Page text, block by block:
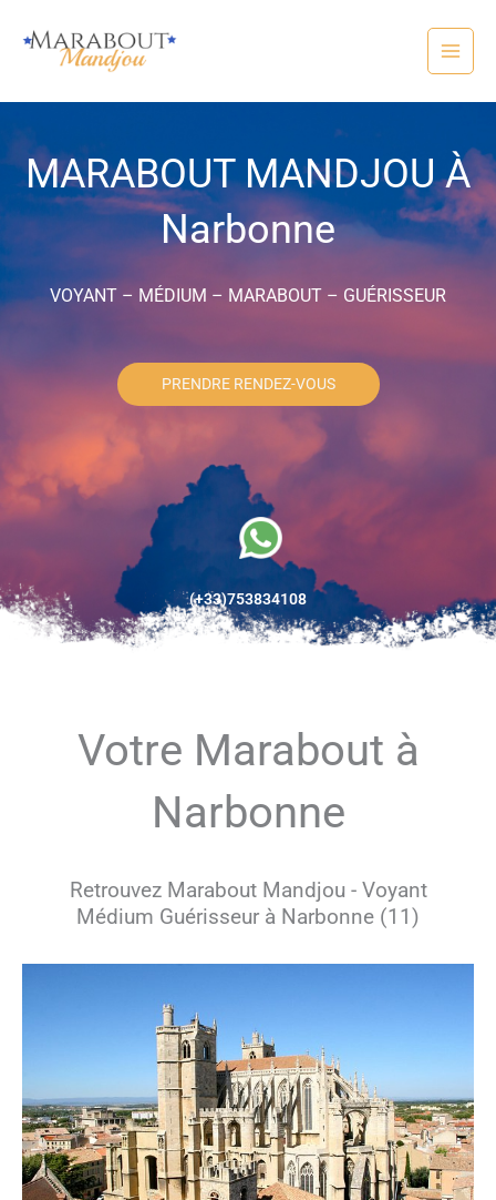
MARABOUT MANDJOU À
Narbonne
VOYANT – MÉDIUM – MARABOUT – GUÉRISSEUR
PRENDRE RENDEZ-VOUS
(+33)753834108
Votre Marabout à
Narbonne
Retrouvez Marabout Mandjou - Voyant
Médium Guérisseur à Narbonne (11)